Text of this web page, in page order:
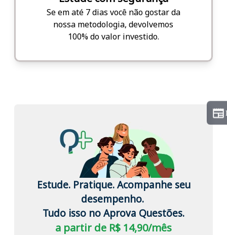
Se em até 7 dias você não gostar da
nossa metodologia, devolvemos
100% do valor investido.
Estude. Pratique. Acompanhe seu
desempenho.
Tudo isso no Aprova Questões.
a partir de R$ 14,90/mês